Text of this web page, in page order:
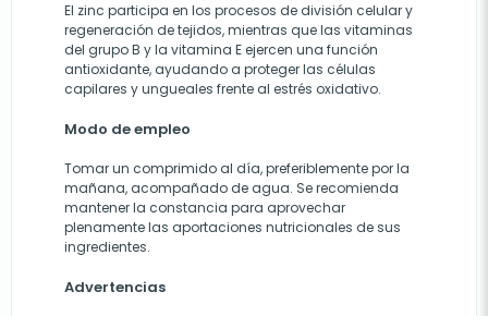
El zinc participa en los procesos de división celular y
regeneración de tejidos, mientras que las vitaminas
del grupo B y la vitamina E ejercen una función
antioxidante, ayudando a proteger las células
capilares y ungueales frente al estrés oxidativo.
Modo de empleo
Tomar un comprimido al día, preferiblemente por la
mañana, acompañado de agua. Se recomienda
mantener la constancia para aprovechar
plenamente las aportaciones nutricionales de sus
ingredientes.
Advertencias